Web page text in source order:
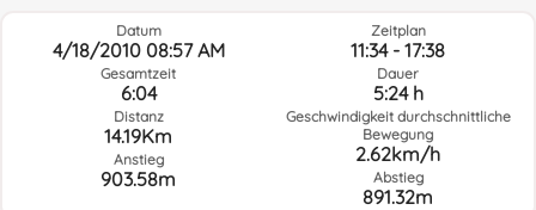
Datum
4/18/2010 08:57 AM
Gesamtzeit
6:04
Distanz
14.19Km
Anstieg
903.58m
Zeitplan
11:34 - 17:38
Dauer
5:24 h
Geschwindigkeit durchschnittliche
Bewegung
2.62km/h
Abstieg
891.32m